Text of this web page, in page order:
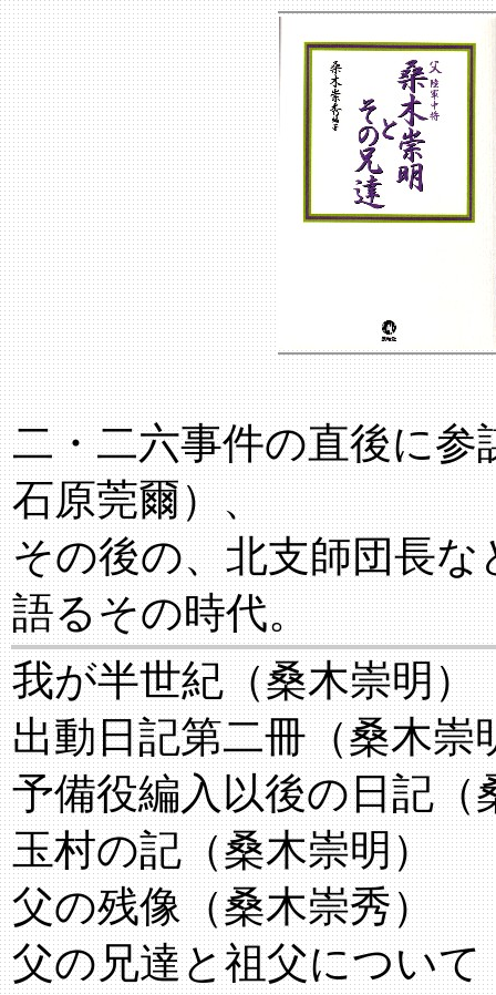
二・二六事件の直後に
石原莞爾）、
その後の、北支師団長
語るその時代。
我が半世紀（桑木崇明）
出動日記第二冊（桑木崇
予備役編入以後の日記（
玉村の記（桑木崇明）
父の残像（桑木崇秀）
父の兄達と祖父について